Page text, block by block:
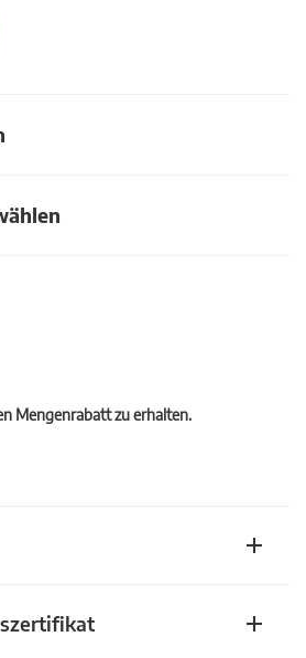
Mengenrabatt zu erhalten.